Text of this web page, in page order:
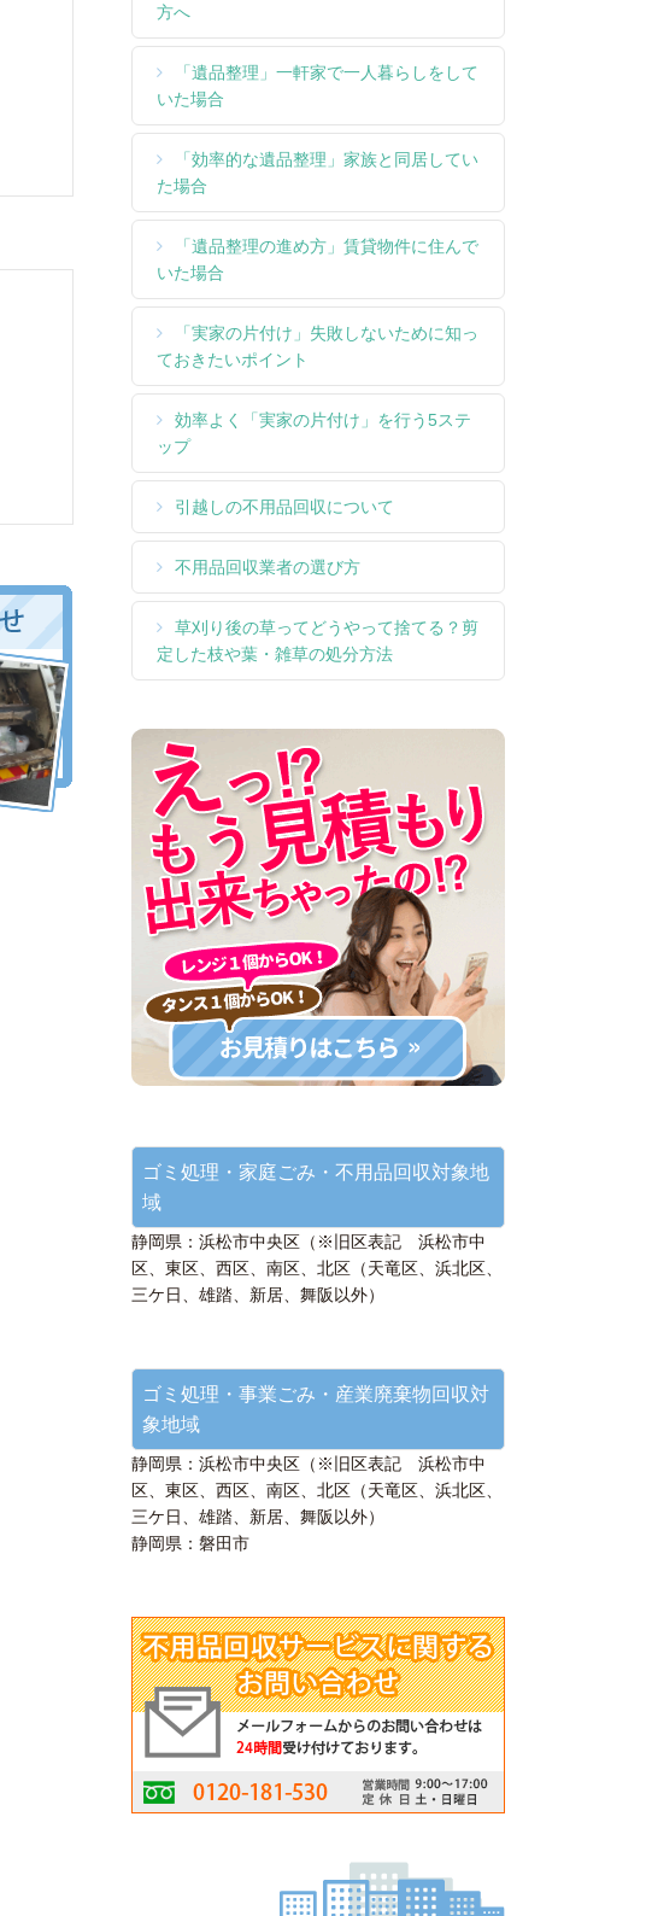
方へ
「遺品整理」一軒家で一人暮らしをして
いた場合
「効率的な遺品整理」家族と同居してい
た場合
「遺品整理の進め方」賃貸物件に住んで
いた場合
「実家の片付け」失敗しないために知っ
ておきたいポイント
効率よく「実家の片付け」を行う5ステ
ップ
引越しの不用品回収について
不用品回収業者の選び方
草刈り後の草ってどうやって捨てる？剪
定した枝や葉・雑草の処分方法
ゴミ処理・家庭ごみ・不用品回収対象地
域
静岡県：浜松市中央区（※旧区表記 浜松市中
区、東区、西区、南区、北区（天竜区、浜北区、
三ケ日、雄踏、新居、舞阪以外）
ゴミ処理・事業ごみ・産業廃棄物回収対
象地域
静岡県：浜松市中央区（※旧区表記 浜松市中
区、東区、西区、南区、北区（天竜区、浜北区、
三ケ日、雄踏、新居、舞阪以外）
静岡県：磐田市